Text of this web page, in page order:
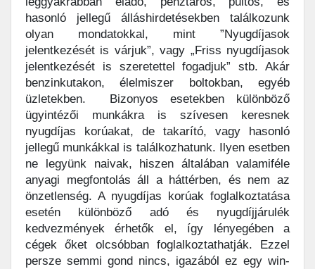
hasonló jellegű álláshirdetésekben találkozunk
olyan mondatokkal, mint ”Nyugdíjasok
jelentkezését is várjuk”, vagy „Friss nyugdíjasok
jelentkezését is szeretettel fogadjuk” stb. Akár
benzinkutakon, élelmiszer boltokban, egyéb
üzletekben. Bizonyos esetekben különböző
ügyintézői munkákra is szívesen keresnek
nyugdíjas korúakat, de takarító, vagy hasonló
jellegű munkákkal is találkozhatunk. Ilyen esetben
ne legyünk naivak, hiszen általában valamiféle
anyagi megfontolás áll a háttérben, és nem az
önzetlenség. A nyugdíjas korúak foglalkoztatása
esetén különböző adó és nyugdíjjárulék
kedvezmények érhetők el, így lényegében a
cégek őket olcsóbban foglalkoztathatják. Ezzel
persze semmi gond nincs, igazából ez egy win-